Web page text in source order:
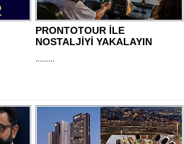
PRONTOTOUR İLE
NOSTALJİYİ YAKALAYIN
.........